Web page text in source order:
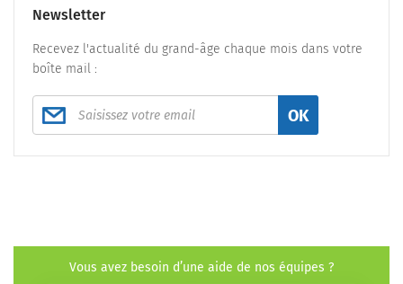
Newsletter
Recevez l'actualité du grand-âge chaque mois dans votre
boîte mail :
OK
Vous avez besoin d’une aide de nos équipes ?